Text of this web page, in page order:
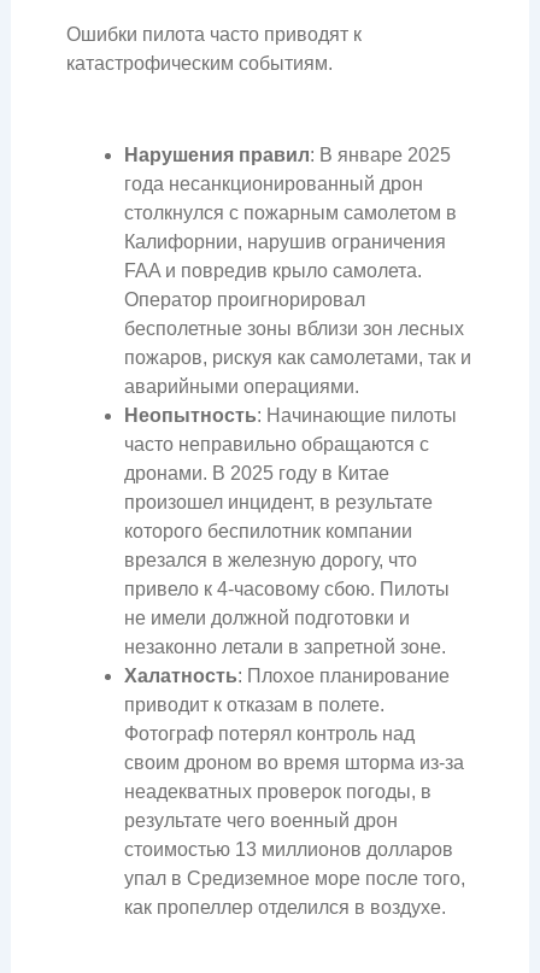
Ошибки пилота часто приводят к
катастрофическим событиям.
Нарушения правил: В январе 2025
года несанкционированный дрон
столкнулся с пожарным самолетом в
Калифорнии, нарушив ограничения
FAA и повредив крыло самолета.
Оператор проигнорировал
бесполетные зоны вблизи зон лесных
пожаров, рискуя как самолетами, так и
аварийными операциями.
Неопытность: Начинающие пилоты
часто неправильно обращаются с
дронами. В 2025 году в Китае
произошел инцидент, в результате
которого беспилотник компании
врезался в железную дорогу, что
привело к 4-часовому сбою. Пилоты
не имели должной подготовки и
незаконно летали в запретной зоне.
Халатность: Плохое планирование
приводит к отказам в полете.
Фотограф потерял контроль над
своим дроном во время шторма из-за
неадекватных проверок погоды, в
результате чего военный дрон
стоимостью 13 миллионов долларов
упал в Средиземное море после того,
как пропеллер отделился в воздухе.